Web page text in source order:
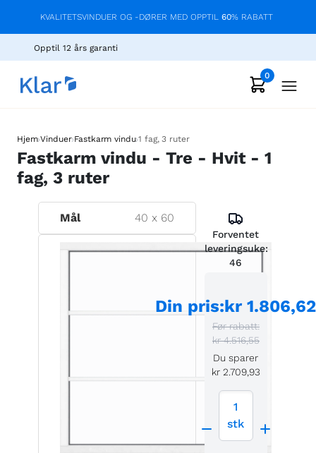
KVALITETSVINDUER OG -DØRER MED OPPTIL 60% RABATT
Opptil 12 års garanti
0
Hjem›Vinduer›Fastkarm vindu›1 fag, 3 ruter
Fastkarm vindu - Tre - Hvit - 1
fag, 3 ruter
Mål 40 x 60
Forventet
leveringsuke:
46
Din pris:kr 1.806,62
Før rabatt:
kr 4.516,55
Du sparer
kr 2.709,93
1
stk